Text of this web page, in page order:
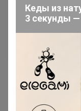
Кеды из
3 секунды —